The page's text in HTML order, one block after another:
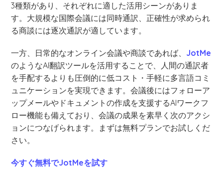
3種類があり、それぞれに適した活用シーンがありま
す。大規模な国際会議には同時通訳、正確性が求められ
る商談には逐次通訳が適しています。
一方、日常的なオンライン会議や商談であれば、 JotMe
のようなAI翻訳ツールを活用することで、人間の通訳者
を手配するよりも圧倒的に低コスト・手軽に多言語コミ
ュニケーションを実現できます。会議後にはフォローア
ップメールやドキュメントの作成を支援するAIワークフ
ロー機能も備えており、会議の成果を素早く次のアクシ
ョンにつなげられます。まずは無料プランでお試しくだ
さい。
今すぐ無料でJotMeを試す